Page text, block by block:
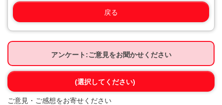
戻る
アンケート:ご意見をお聞かせください
(選択してください)
ご意見・ご感想をお寄せください